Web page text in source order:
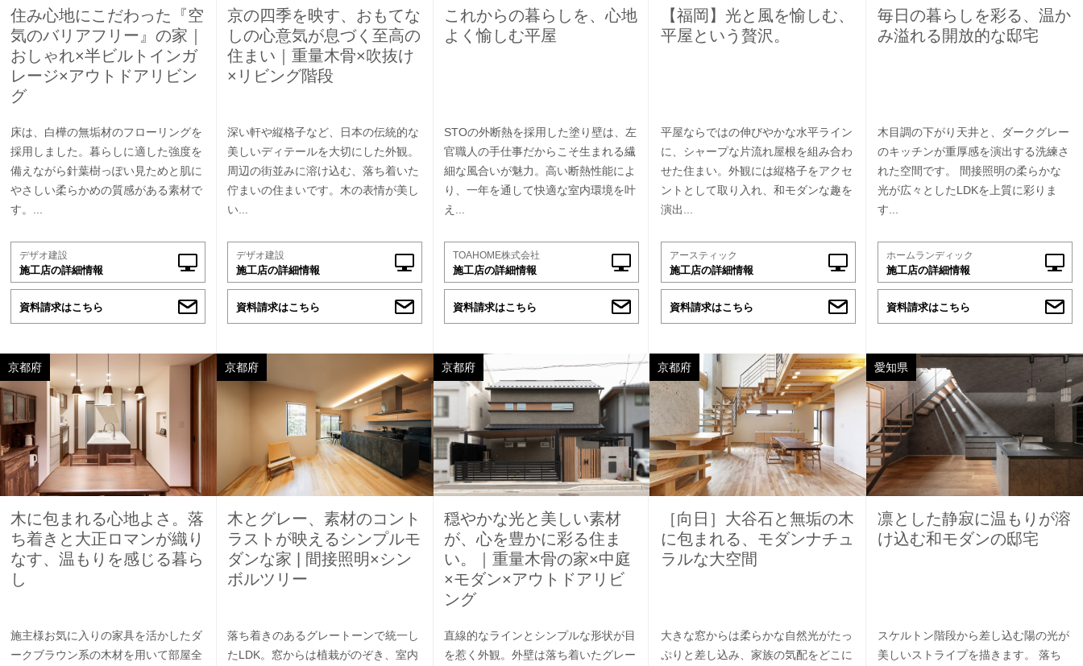
住み心地にこだわった『空
気のバリアフリー』の家｜
おしゃれ×半ビルトインガ
レージ×アウトドアリビン
グ
床は、白樺の無垢材のフローリングを
採用しました。暮らしに適した強度を
備えながら針葉樹っぽい見ためと肌に
やさしい柔らかめの質感がある素材で
す。...
デザオ建設
施工店の詳細情報
資料請求はこちら
京の四季を映す、おもてな
しの心意気が息づく至高の
住まい｜重量木骨×吹抜け
×リビング階段
深い軒や縦格子など、日本の伝統的な
美しいディテールを大切にした外観。
周辺の街並みに溶け込む、落ち着いた
佇まいの住まいです。木の表情が美し
い...
デザオ建設
施工店の詳細情報
資料請求はこちら
これからの暮らしを、心地
よく愉しむ平屋
STOの外断熱を採用した塗り壁は、左
官職人の手仕事だからこそ生まれる繊
細な風合いが魅力。高い断熱性能によ
り、一年を通して快適な室内環境を叶
え...
TOAHOME株式会社
施工店の詳細情報
資料請求はこちら
【福岡】光と風を愉しむ、
平屋という贅沢。
平屋ならではの伸びやかな水平ライン
に、シャープな片流れ屋根を組み合わ
せた住まい。外観には縦格子をアクセ
ントとして取り入れ、和モダンな趣を
演出...
アースティック
施工店の詳細情報
資料請求はこちら
毎日の暮らしを彩る、温か
み溢れる開放的な邸宅
木目調の下がり天井と、ダークグレー
のキッチンが重厚感を演出する洗練さ
れた空間です。 間接照明の柔らかな
光が広々としたLDKを上質に彩りま
す...
ホームランディック
施工店の詳細情報
資料請求はこちら
京都府
木に包まれる心地よさ。落
ち着きと大正ロマンが織り
なす、温もりを感じる暮ら
し
施主様お気に入りの家具を活かしたダ
ークブラウン系の木材を用いて部屋全
京都府
木とグレー、素材のコント
ラストが映えるシンプルモ
ダンな家 | 間接照明×シン
ボルツリー
落ち着きのあるグレートーンで統一し
たLDK。窓からは植栽がのぞき、室内
京都府
穏やかな光と美しい素材
が、心を豊かに彩る住ま
い。｜重量木骨の家×中庭
×モダン×アウトドアリビ
ング
直線的なラインとシンプルな形状が目
を惹く外観。外壁は落ち着いたグレー
京都府
［向日］大谷石と無垢の木
に包まれる、モダンナチュ
ラルな大空間
大きな窓からは柔らかな自然光がたっ
ぷりと差し込み、家族の気配をどこに
愛知県
凛とした静寂に温もりが溶
け込む和モダンの邸宅
スケルトン階段から差し込む陽の光が
美しいストライプを描きます。 落ち